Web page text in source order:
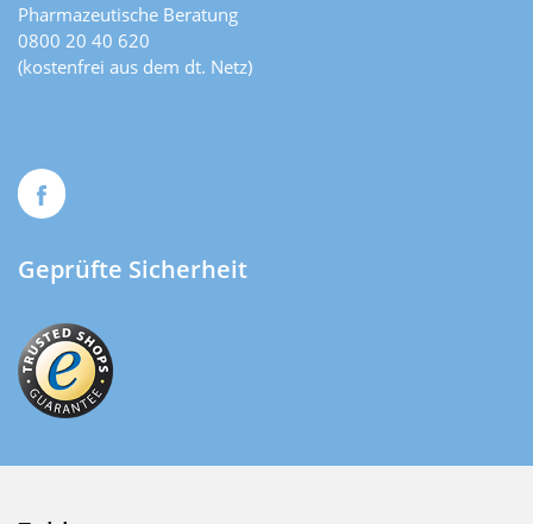
Pharmazeutische Beratung
0800 20 40 620
(kostenfrei aus dem dt. Netz)
Geprüfte Sicherheit